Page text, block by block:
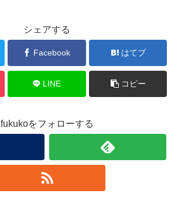
シェアする
Facebook はてブ
LINE コピー
fukukoをフォローする